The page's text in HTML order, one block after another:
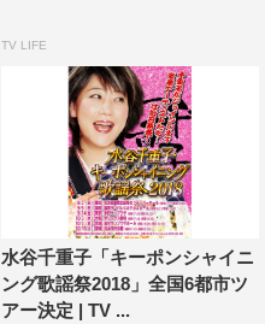
TV LIFE
水谷千重子「キーポンシャイニ
ング歌謡祭2018」全国6都市ツ
アー決定 | TV ...